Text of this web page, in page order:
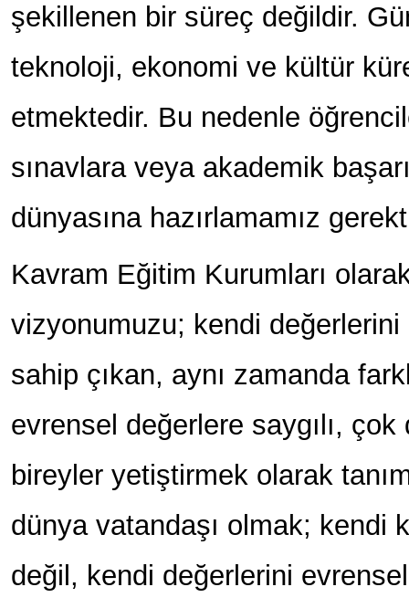
şekillenen bir süreç değildir.
teknoloji, ekonomi ve kültür
etmektedir. Bu nedenle
sınavlara veya akademik
dünyasına hazırlamamız
Kavram Eğitim Kurumları
vizyonumuzu; kendi
sahip çıkan, aynı zamanda
evrensel değerlere saygılı,
bireyler yetiştirmek olarak
dünya vatandaşı olmak; kendi
değil, kendi değerlerini